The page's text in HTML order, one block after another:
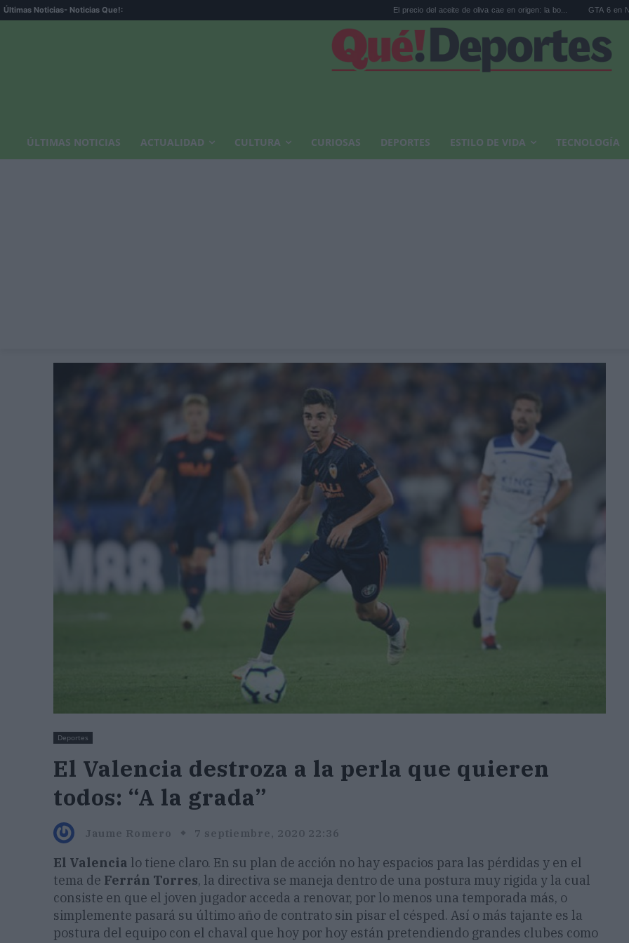
Últimas Noticias- Noticias Que!: El precio del aceite de oliva cae en origen: la bo... GTA 6 en Netflix: las
ÚLTIMAS NOTICIAS ACTUALIDAD CULTURA CURIOSAS DEPORTES ESTILO DE VIDA TECNOLOGÍA
Deportes
El Valencia destroza a la perla que quieren
todos: “A la grada”
Jaume Romero 7 septiembre, 2020 22:36
El Valencia lo tiene claro. En su plan de acción no hay espacios para las pérdidas y en el
tema de Ferrán Torres, la directiva se maneja dentro de una postura muy rigida y la cual
consiste en que el joven jugador acceda a renovar, por lo menos una temporada más, o
simplemente pasará su último año de contrato sin pisar el césped. Así o más tajante es la
postura del equipo con el chaval que hoy por hoy están pretendiendo grandes clubes como